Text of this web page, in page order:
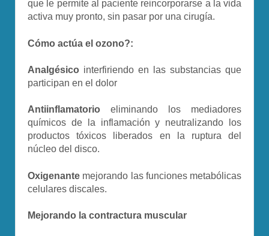
que le permite al paciente reincorporarse a la vida
activa muy pronto, sin pasar por una cirugía.
Cómo actúa el ozono?:
Analgésico interfiriendo en las substancias que
participan en el dolor
Antiinflamatorio eliminando los mediadores
químicos de la inflamación y neutralizando los
productos tóxicos liberados en la ruptura del
núcleo del disco.
Oxigenante mejorando las funciones metabólicas
celulares discales.
Mejorando la contractura muscular